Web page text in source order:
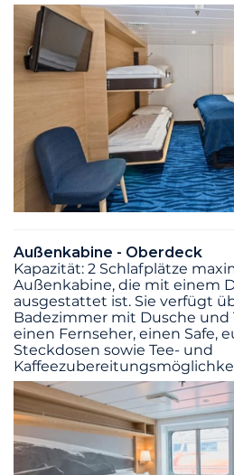
Außenkabine - Oberdeck
Kapazität: 2 Schlafplätze
Außenkabine, die mit einem
ausgestattet ist. Sie verfügt
Badezimmer mit Dusche und
einen Fernseher, einen Safe,
Steckdosen sowie Tee- und